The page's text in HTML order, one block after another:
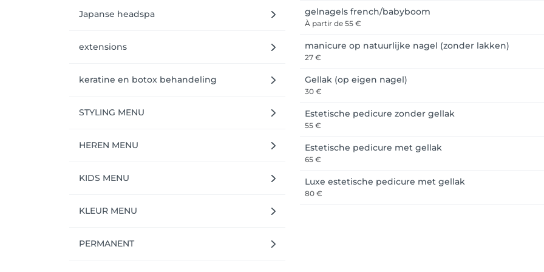
diensten te genieten.
Japanse headspa
extensions
keratine en botox behandeling
STYLING MENU
HEREN MENU
KIDS MENU
KLEUR MENU
PERMANENT
gelnagels french/babyboom
À partir de 55 €
manicure op natuurlijke nagel (zonder lakken)
27 €
Gellak (op eigen nagel)
30 €
Estetische pedicure zonder gellak
55 €
Estetische pedicure met gellak
65 €
Luxe estetische pedicure met gellak
80 €